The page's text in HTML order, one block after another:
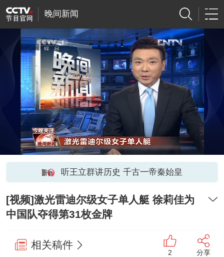
晚间新闻
听王立群讲历史 千古一帝秦始皇
[视频]激光雷迪尔级女子单人艇 徐莉佳为
中国队夺得第31枚金牌
相关稿件
2 分享